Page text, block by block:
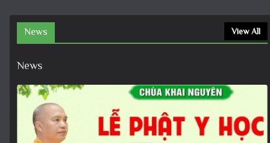
News View All
News